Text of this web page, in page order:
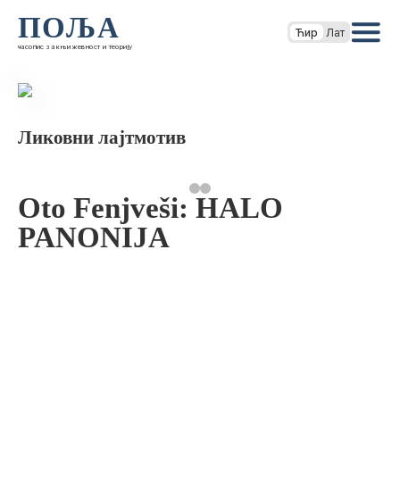
ПОЉА
часопис за књижевност и теорију
Ћир Лат
Ликовни лајтмотив
Oto Fenjveši: HALO
PANONIJA